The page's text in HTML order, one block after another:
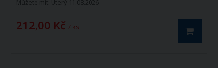
Můžete mít: Úterý 11.08.2026
212,00 Kč / ks